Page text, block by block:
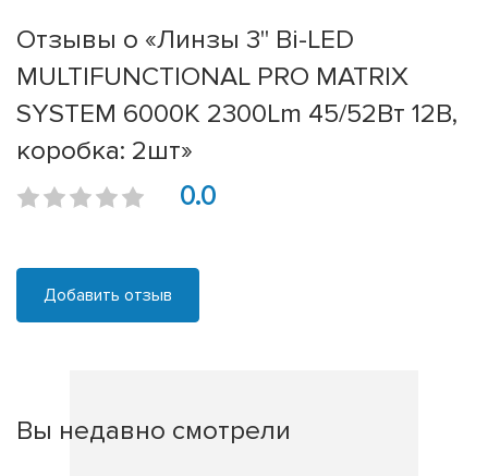
Отзывы о «Линзы 3" Bi-LED
MULTIFUNCTIONAL PRO MATRIX
SYSTEM 6000K 2300Lm 45/52Вт 12В,
коробка: 2шт»
0.0
Добавить отзыв
Вы недавно смотрели